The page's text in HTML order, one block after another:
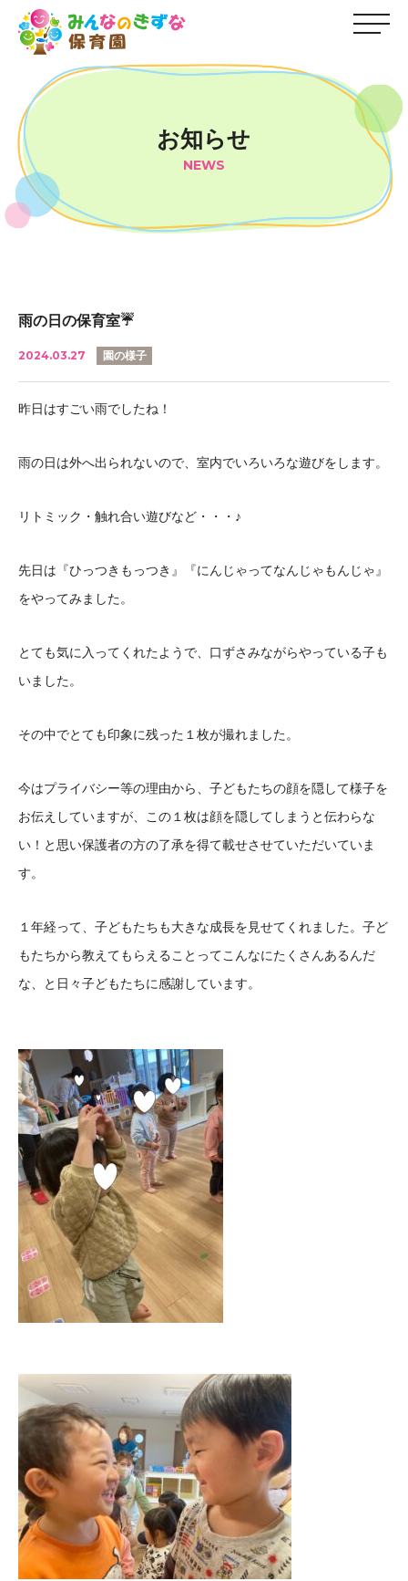
お知らせ
NEWS
雨の日の保育室☔
2024.03.27 園の様子
昨日はすごい雨でしたね！
雨の日は外へ出られないので、室内でいろいろな遊びをします。
リトミック・触れ合い遊びなど・・・♪
先日は『ひっつきもっつき』『にんじゃってなんじゃもんじゃ』
をやってみました。
とても気に入ってくれたようで、口ずさみながらやっている子も
いました。
その中でとても印象に残った１枚が撮れました。
今はプライバシー等の理由から、子どもたちの顔を隠して様子を
お伝えしていますが、この１枚は顔を隠してしまうと伝わらな
い！と思い保護者の方の了承を得て載せさせていただいていま
す。
１年経って、子どもたちも大きな成長を見せてくれました。子ど
もたちから教えてもらえることってこんなにたくさんあるんだ
な、と日々子どもたちに感謝しています。